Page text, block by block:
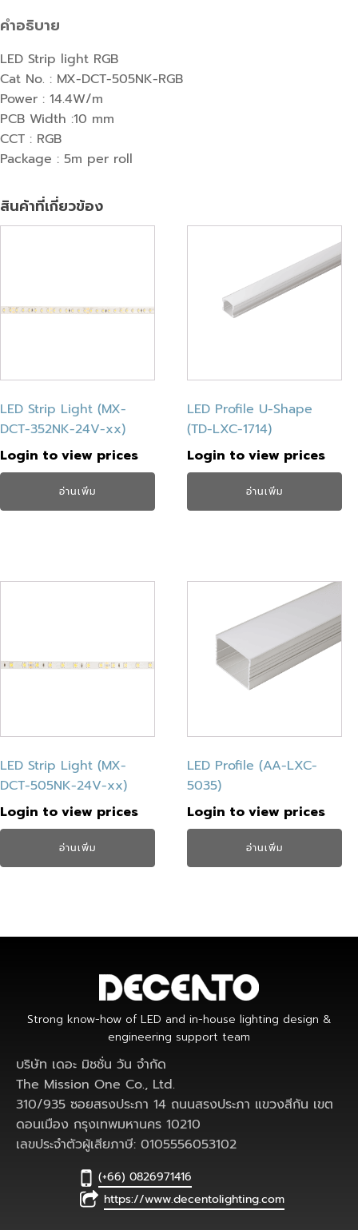
คำอธิบาย
LED Strip light RGB
Cat No. : MX-DCT-505NK-RGB
Power : 14.4W/m
PCB Width :10 mm
CCT : RGB
Package : 5m per roll
สินค้าที่เกี่ยวข้อง
LED Strip Light (MX-
DCT-352NK-24V-xx)
Login to view prices
อ่านเพิ่ม
LED Profile U-Shape
(TD-LXC-1714)
Login to view prices
อ่านเพิ่ม
LED Strip Light (MX-
DCT-505NK-24V-xx)
Login to view prices
อ่านเพิ่ม
LED Profile (AA-LXC-
5035)
Login to view prices
อ่านเพิ่ม
Strong know-how of LED and in-house lighting design &
engineering support team
บริษัท เดอะ มิชชั่น วัน จำกัด
The Mission One Co., Ltd.
310/935 ซอยสรงประภา 14 ถนนสรงประภา แขวงสีกัน เขต
ดอนเมือง กรุงเทพมหานคร 10210
เลขประจำตัวผู้เสียภาษี: 0105556053102
(+66) 0826971416
https://www.decentolighting.com